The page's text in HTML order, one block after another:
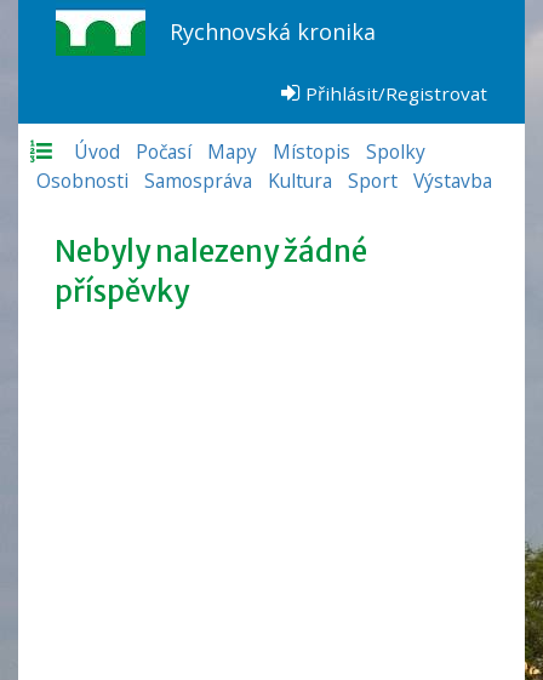
Rychnovská kronika
Přihlásit/Registrovat
Úvod Počasí Mapy Místopis
Spolky
Osobnosti
Samospráva Kultura Sport Výstavba
Nebyly nalezeny žádné
příspěvky